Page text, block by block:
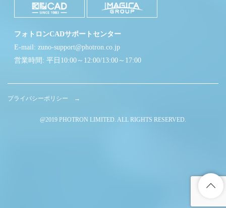
フォトロンCADサポートセンター
E-mail: zuno-support@photron.co.jp
営業時間: 平日10:00～12:00/13:00～17:00
プライバシーポリシー →
@2019 PHOTRON LIMITED. ALL RIGHTS RESERVED.